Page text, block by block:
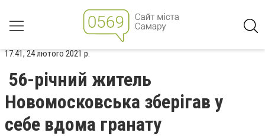
17:41, 24 лютого 2021 р.
56-річний житель
Новомосковська зберігав у
себе вдома гранату